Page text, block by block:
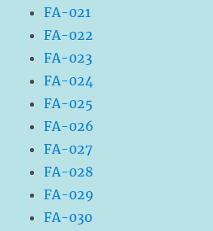
FA-021
FA-022
FA-023
FA-024
FA-025
FA-026
FA-027
FA-028
FA-029
FA-030